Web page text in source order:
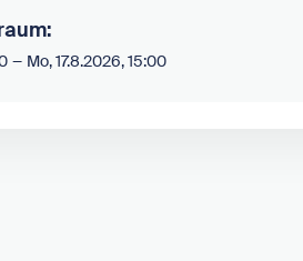
– Mo, 17.8.2026, 15:00